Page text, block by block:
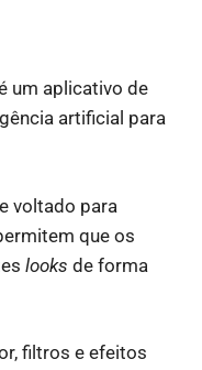
um aplicativo de
artificial para
voltado para
que os
looks de forma
filtros e efeitos